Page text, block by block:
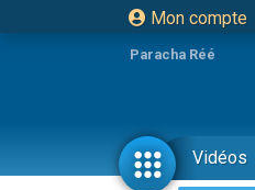
Mon compte
Paracha Réé
Vidéos